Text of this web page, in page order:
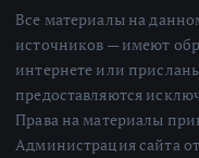
Все материалы на
источников — имеют
интернете или
предоставляются
Права на материалы
Администрация сайта